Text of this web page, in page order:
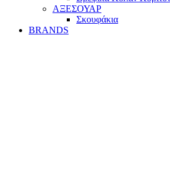
ΑΞΕΣΟΥΑΡ
Σκουφάκια
BRANDS